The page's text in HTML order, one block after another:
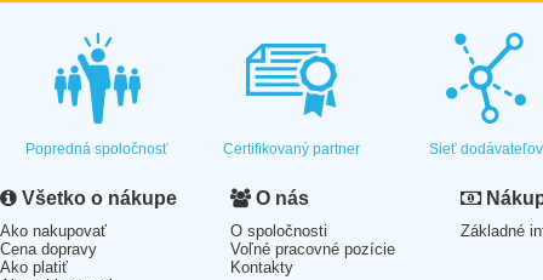
Popredná spoločnosť Certifikovaný partner Sieť dodávateľov
Všetko o nákupe
Ako nakupovať
Cena dopravy
Ako platiť
O nás
O spoločnosti
Voľné pracovné pozície
Kontakty
Základné